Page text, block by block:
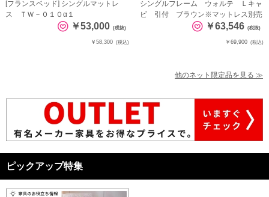
[フランスベッド] シングルマットレ
ス ＴＷ－０１０α１
￥53,000 (税抜)
￥58,300 (税込)
シングルフレーム ウォルテ Ｌキャ
ビ 引付 ブラウン※マットレス別売
￥63,546 (税抜)
￥69,900 (税込)
他のネット限定品を見る ≫
ピックアップ特集